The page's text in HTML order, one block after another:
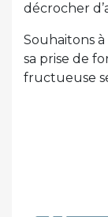
décrocher
Souhaitons
sa prise de
fructueuse